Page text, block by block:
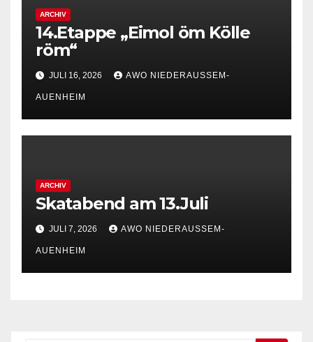
ARCHIV
14.Etappe „Eimol öm Kölle
röm“
JULI 16, 2026 AWO NIEDERAUSSEM-
AUENHEIM
ARCHIV
Skatabend am 13.Juli
JULI 7, 2026 AWO NIEDERAUSSEM-
AUENHEIM